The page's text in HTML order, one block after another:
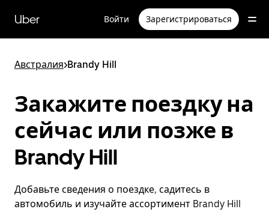
перейти
к
Uber Войти Зарегистрироваться
Австралия>Brandy Hill
Закажите поездку на
сейчас или позже в
Brandy Hill
Добавьте сведения о поездке, садитесь в
автомобиль и изучайте ассортимент Brandy Hill